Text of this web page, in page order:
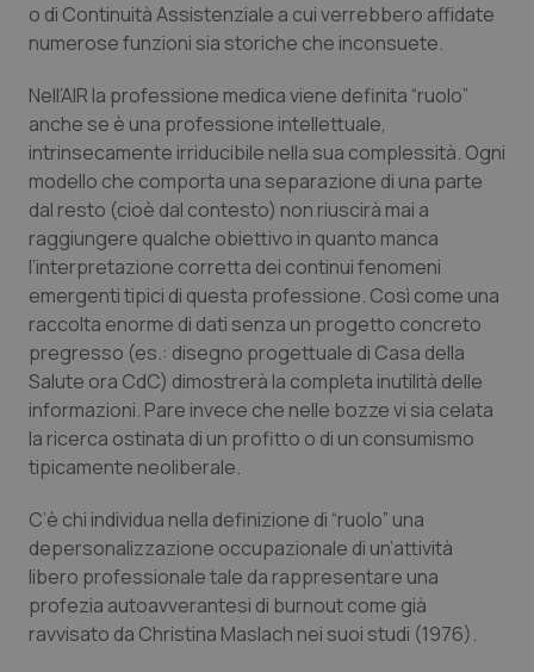
Quotidiano Oncologia
Quotidiano Pediatria
Rene & patologie urogenitali
Salute orale & impianti
Sangue & coagulazione
Tiroide
Tumore al seno
Tumore ovarico
Tumori del Polmone & Testa Collo
Tumori gastrointestinali
Ulcera & Reflusso
o di Continuità Assistenziale a cui verrebbero affidate
numerose funzioni sia storiche che inconsuete.
Nell’AIR la professione medica viene definita “ruolo”
anche se è una professione intellettuale,
intrinsecamente irriducibile nella sua complessità. Ogni
modello che comporta una separazione di una parte
dal resto (cioè dal contesto) non riuscirà mai a
raggiungere qualche obiettivo in quanto manca
l’interpretazione corretta dei continui fenomeni
emergenti tipici di questa professione. Così come una
raccolta enorme di dati senza un progetto concreto
pregresso (es.: disegno progettuale di Casa della
Salute ora CdC) dimostrerà la completa inutilità delle
informazioni. Pare invece che nelle bozze vi sia celata
la ricerca ostinata di un profitto o di un consumismo
tipicamente neoliberale.
C’è chi individua nella definizione di “ruolo” una
depersonalizzazione occupazionale di un’attività
libero professionale tale da rappresentare una
profezia autoavverantesi di burnout come già
ravvisato da Christina Maslach nei suoi studi (1976).